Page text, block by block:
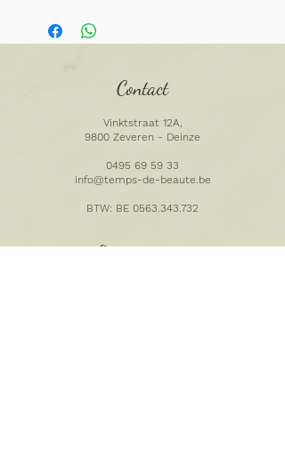
Contact
Vinktstraat 12A,
9800 Zeveren - Deinze
0495 69 59 33
info@temps-de-beaute.be​
BTW: BE 0563.343.732
Openingsuren